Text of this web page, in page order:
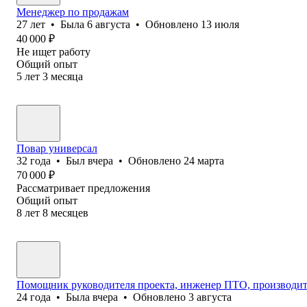
Менеджер по продажам
27 лет • Была 6 августа • Обновлено 13 июля
40 000 ₽
Не ищет работу
Общий опыт
5 лет 3 месяца
Повар универсал
32 года • Был вчера • Обновлено 24 марта
70 000 ₽
Рассматривает предложения
Общий опыт
8 лет 8 месяцев
Помощник руководителя проекта, инженер ПТО,
24 года • Была вчера • Обновлено 3 августа